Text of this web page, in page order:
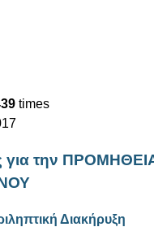
times
για την
Διακήρυξη